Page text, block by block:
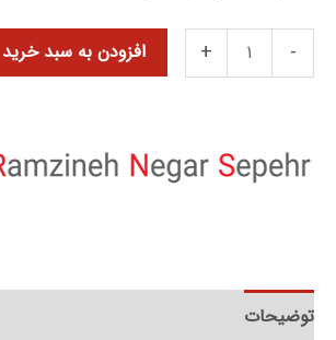
-
+ افزودن به سبد خرید
توضیحات